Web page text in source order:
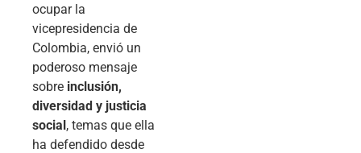
ocupar la
vicepresidencia de
Colombia, envió un
poderoso mensaje
sobre inclusión,
diversidad y justicia
social, temas que ella
ha defendido desde